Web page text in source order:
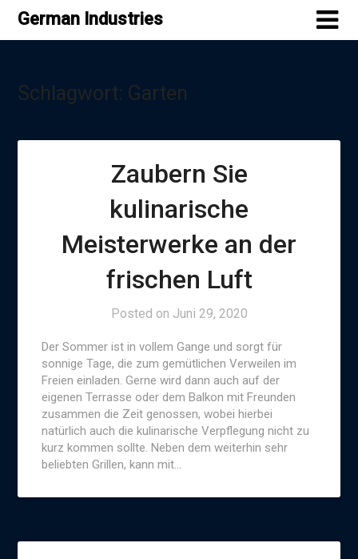
SkipGerman Industries
Schlagwort: Garten
Zaubern Sie
kulinarische
Meisterwerke an der
frischen Luft
Posted on Juni 29, 2020
Der Sommer ist in vollem Gange und sorgt für
sonnige Tage, die zum gemütlichen Verweilen im
Freien einladen. Gerne wird dann auch auf der
eigenen Terrasse oder dem Balkon mit Freunden
zusammen die Zeit genossen, wobei hierbei
natürlich auch die kulinarische Verpflegung nicht zu
kurz kommen sollte. Neben dem weiterhin sehr
beliebten Grillen, kann mit…